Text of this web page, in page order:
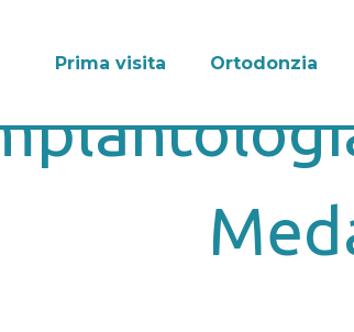
Prima visita Ortodonzia